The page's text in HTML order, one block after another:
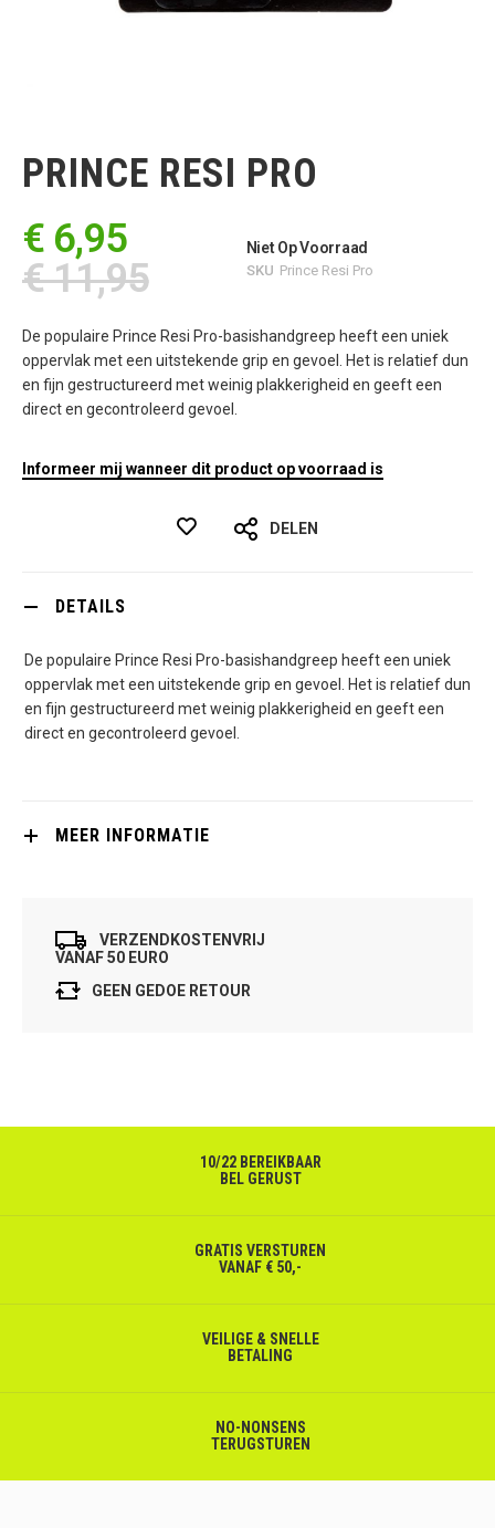
begin
van
afbeeldingen-
gallerij
PRINCE RESI PRO
€ 6,95
€ 11,95
Niet Op Voorraad
SKU Prince Resi Pro
De populaire Prince Resi Pro-basishandgreep heeft een uniek
oppervlak met een uitstekende grip en gevoel. Het is relatief dun
en fijn gestructureerd met weinig plakkerigheid en geeft een
direct en gecontroleerd gevoel.
Informeer mij wanneer dit product op voorraad is
DELEN
DETAILS
De populaire Prince Resi Pro-basishandgreep heeft een uniek
oppervlak met een uitstekende grip en gevoel. Het is relatief dun
en fijn gestructureerd met weinig plakkerigheid en geeft een
direct en gecontroleerd gevoel.
MEER INFORMATIE
VERZENDKOSTENVRIJ
VANAF 50 EURO
GEEN GEDOE RETOUR
10/22 BEREIKBAAR
BEL GERUST
GRATIS VERSTUREN
VANAF € 50,-
VEILIGE & SNELLE
BETALING
NO-NONSENS
TERUGSTUREN